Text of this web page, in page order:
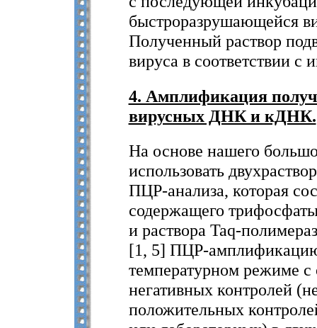
быстроразрушающейся
Полученный раствор
вируса в соответствии с
4. Амплификация
вирусных ДНК и кДНК.
На основе нашего
использовать
ПЦР-анализа, которая
содержащего
и раствора Taq-
[1, 5] ПЦР-
температурном режиме
негативных контролей
положительных